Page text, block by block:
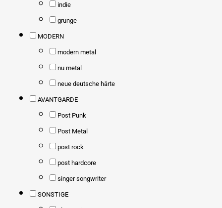
indie
grunge
MODERN
modern metal
nu metal
neue deutsche härte
AVANTGARDE
Post Punk
Post Metal
post rock
post hardcore
singer songwriter
SONSTIGE